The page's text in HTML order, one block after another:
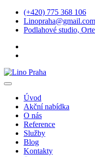
(+420) 775 368 106
Linopraha@gmail.com
Podlahové studio,
Úvod
Akční nabídka
O nás
Reference
Služby
Blog
Kontakty